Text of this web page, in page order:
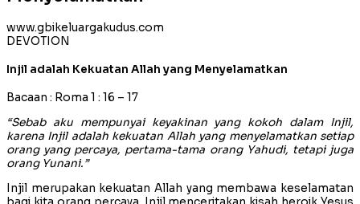
www.gbikeluargakudus.com
DEVOTION
Injil adalah Kekuatan Allah yang Menyelamatkan
Bacaan : Roma 1 : 16 – 17
“Sebab aku mempunyai keyakinan yang kokoh dalam Injil,
karena Injil adalah kekuatan Allah yang menyelamatkan setiap
orang yang percaya, pertama-tama orang Yahudi, tetapi juga
orang Yunani.”
Injil merupakan kekuatan Allah yang membawa keselamatan